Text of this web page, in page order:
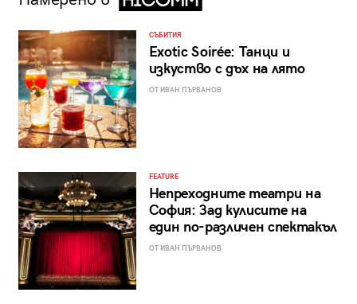
СЪБИТИЯ
Exotic Soirée: Танци и
изкуство с дъх на лято
ОТ ИВАН ПЪРВАНОВ
FEATURE
Непреходните театри на
София: Зад кулисите на
един по-различен спектакъл
ОТ ИВАН ПЪРВАНОВ